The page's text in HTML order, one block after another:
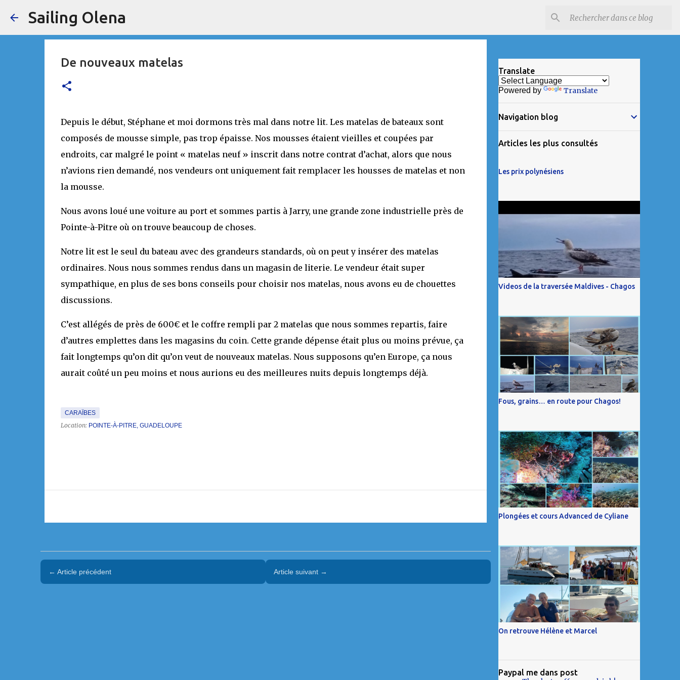
Sailing Olena
De nouveaux matelas
Depuis le début, Stéphane et moi dormons très mal dans notre lit. Les matelas de bateaux sont
composés de mousse simple, pas trop épaisse. Nos mousses étaient vieilles et coupées par
endroits, car malgré le point « matelas neuf » inscrit dans notre contrat d’achat, alors que nous
n’avions rien demandé, nos vendeurs ont uniquement fait remplacer les housses de matelas et non
la mousse.
Nous avons loué une voiture au port et sommes partis à Jarry, une grande zone industrielle près de
Pointe-à-Pitre où on trouve beaucoup de choses.
Notre lit est le seul du bateau avec des grandeurs standards, où on peut y insérer des matelas
ordinaires. Nous nous sommes rendus dans un magasin de literie. Le vendeur était super
sympathique, en plus de ses bons conseils pour choisir nos matelas, nous avons eu de chouettes
discussions.
C’est allégés de près de 600€ et le coffre rempli par 2 matelas que nous sommes repartis, faire
d’autres emplettes dans les magasins du coin. Cette grande dépense était plus ou moins prévue, ça
fait longtemps qu’on dit qu’on veut de nouveaux matelas. Nous supposons qu’en Europe, ça nous
aurait coûté un peu moins et nous aurions eu des meilleures nuits depuis longtemps déjà.
CARAÏBES
Location: POINTE-À-PITRE, GUADELOUPE
← Article précédent Article suivant →
Translate
Powered by Translate
Navigation blog
Articles les plus consultés
Les prix polynésiens
Videos de la traversée Maldives - Chagos
Fous, grains… en route pour Chagos!
Plongées et cours Advanced de Cyliane
On retrouve Hélène et Marcel
Paypal me dans post